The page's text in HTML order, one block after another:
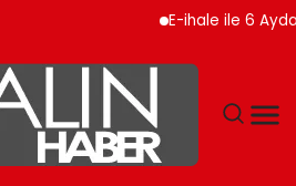
E-ihale ile 6 Ayda